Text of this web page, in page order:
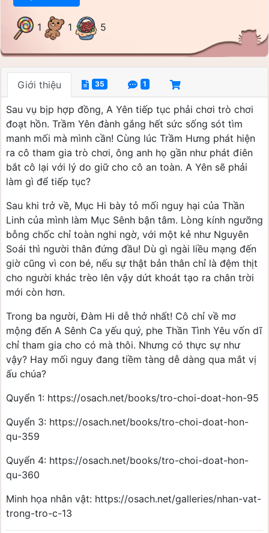
1 1 5
Giới thiệu 35 1
Sau vụ bịp hợp đồng, A Yên tiếp tục phải chơi trò chơi
đoạt hồn. Trầm Yên đành gắng hết sức sống sót tìm
manh mối mà mình cần! Cùng lúc Trầm Hưng phát hiện
ra cô tham gia trò chơi, ông anh họ gần như phát điên
bắt cô lại với lý do giữ cho cô an toàn. A Yên sẽ phải
làm gì để tiếp tục?
Sau khi trở về, Mục Hi bày tỏ mối nguy hại của Thần
Linh của mình làm Mục Sênh bận tâm. Lòng kính ngưỡng
bỗng chốc chỉ toàn nghi ngờ, với một kẻ như Nguyên
Soái thì người thân đứng đầu! Dù gì ngài liều mạng đến
giờ cũng vì con bé, nếu sự thật bản thân chỉ là đệm thịt
cho người khác trèo lên vậy dứt khoát tạo ra chân trời
mới còn hơn.
Trong ba người, Đàm Hi dễ thở nhất! Cô chỉ về mơ
mộng đến A Sênh Ca yếu quý, phe Thần Tình Yêu vốn dĩ
chỉ tham gia cho có mà thôi. Nhưng có thực sự như
vậy? Hay mối nguy đang tiềm tàng dễ dàng qua mắt vị
ấu chúa?
Quyển 1: https://osach.net/books/tro-choi-doat-hon-95
Quyển 3: https://osach.net/books/tro-choi-doat-hon-
qu-359
Quyển 4: https://osach.net/books/tro-choi-doat-hon-
qu-360
Minh họa nhân vật: https://osach.net/galleries/nhan-vat-
trong-tro-c-13